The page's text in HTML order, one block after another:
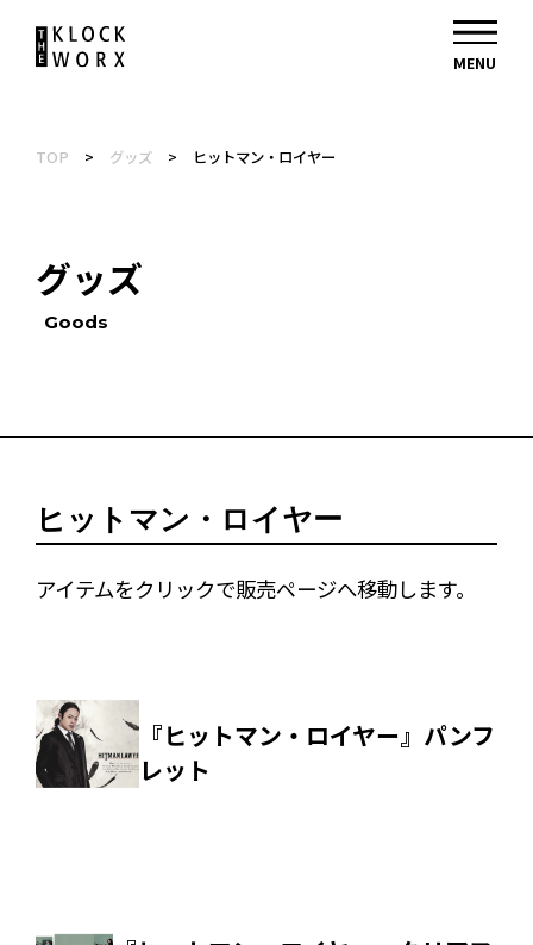
TOP > グッズ > ヒットマン・ロイヤー
グッズ
Goods
ヒットマン・ロイヤー
アイテムをクリックで販売ページへ移動します。
『ヒットマン・ロイヤー』パンフ
レット